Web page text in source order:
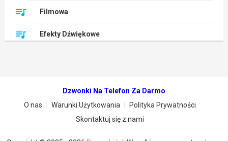
Filmowa
Efekty Dźwiękowe
Dzwonki Na Telefon Za Darmo
O nas
Warunki Użytkowania
Polityka Prywatności
Skontaktuj się z nami